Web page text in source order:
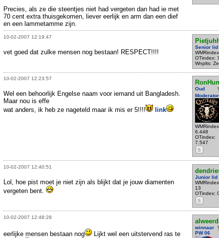
Precies, als ze die steentjes niet had vergeten dan had ie met
70 cent extra thuisgekomen, liever eerlijk en arm dan een dief
en een lammetamme zijn.
10-02-2007 12:19:47
Senior lid
OTindex:
Wnplts:
vet goed dat zulke mensen nog bestaan! RESPECT!!!!
10-02-2007 12:23:57
Oud
Moderator
6.448
OTindex:
7.547
S
Wel een behoorlijk Engelse naam voor iemand uit Bangladesh.
Maar nou is effe
wat anders, ik heb ze nageteld maar ik mis er 5!!!!
link
10-02-2007 12:40:51
Junior lid
13
OTindex:
S
Lol, hoe pist moet je niet zijn als blijkt dat je jouw diamenten
vergeten bent.
10-02-2007 12:48:28
winnaar
PW 06
eerlijke mensen bestaan nog
Lijkt wel een uitstervend ras te